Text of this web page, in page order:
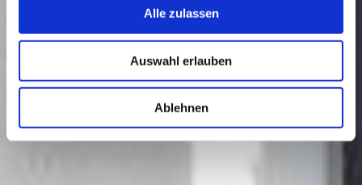
Alle zulassen
Auswahl erlauben
Ablehnen